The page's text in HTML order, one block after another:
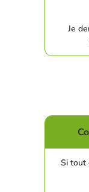
Je
Si tout